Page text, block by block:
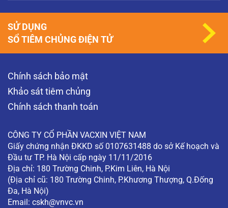
Chính sách bảo mật
Khảo sát tiêm chủng
Chính sách thanh toán
CÔNG TY CỔ PHẦN VACXIN VIỆT NAM
Giấy chứng nhận ĐKKD số 0107631488 do sở Kế hoạch và
Đầu tư TP. Hà Nội cấp ngày 11/11/2016
Địa chỉ: 180 Trường Chinh, P.Kim Liên, Hà Nội
(Địa chỉ cũ: 180 Trường Chinh, P.Khương Thượng, Q.Đống
Đa, Hà Nội)
Email: cskh@vnvc.vn
SỬ DỤNG
SỔ TIÊM CHỦNG ĐIỆN TỬ